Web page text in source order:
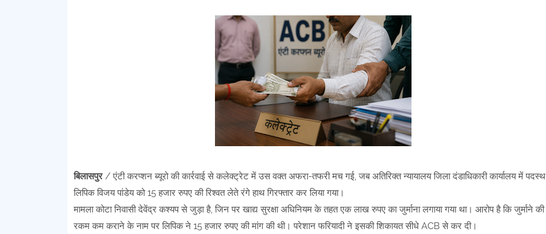
बिलासपुर/ एंटी करप्शन ब्यूरो की कार्रवाई से कलेक्ट्रेट में उस वक्त अफरा-तफरी मच गई, जब अतिरिक्त न्यायालय जिला दंडाधिकारी कार्यालय में पदस्थ
लिपिक विजय पांडेय को 15 हजार रुपए की रिश्वत लेते रंगे हाथ गिरफ्तार कर लिया गया।
मामला कोटा निवासी देवेंद्र कश्यप से जुड़ा है, जिन पर खाद्य सुरक्षा अधिनियम के तहत एक लाख रुपए का जुर्माना लगाया गया था। आरोप है कि जुर्माने की
रकम कम कराने के नाम पर लिपिक ने 15 हजार रुपए की मांग की थी। परेशान फरियादी ने इसकी शिकायत सीधे ACB से कर दी।